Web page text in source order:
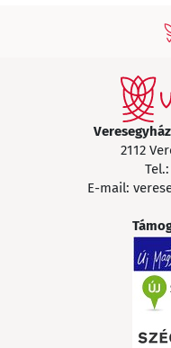
2112
Tel.:
E-mail: